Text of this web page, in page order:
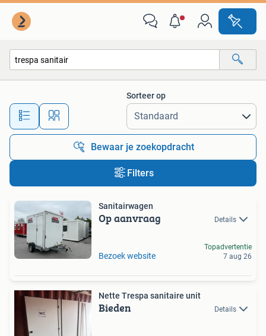
Alle afstanden…
Sorteer op
Bewaar je zoekopdracht
Filters
Sanitairwagen
Op aanvraag Details
Bezoek website
Topadvertentie
7 aug 26
Nette Trespa sanitaire unit
Bieden Details